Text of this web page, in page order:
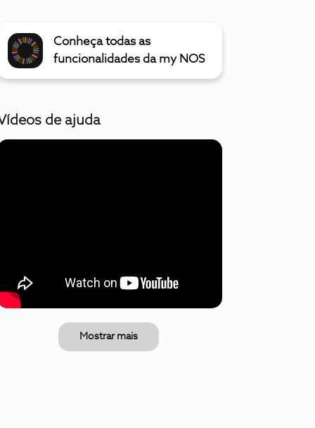
Conheça todas as
funcionalidades da my NOS
de ajuda
Mostrar mais